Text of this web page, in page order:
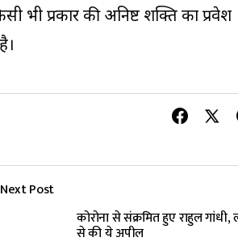
प्रकार की अनिष्ट शक्ति का प्रवेश
Next Post
कोरोना से संक्रमित हुए राहुल गांधी,
से की ये अपील